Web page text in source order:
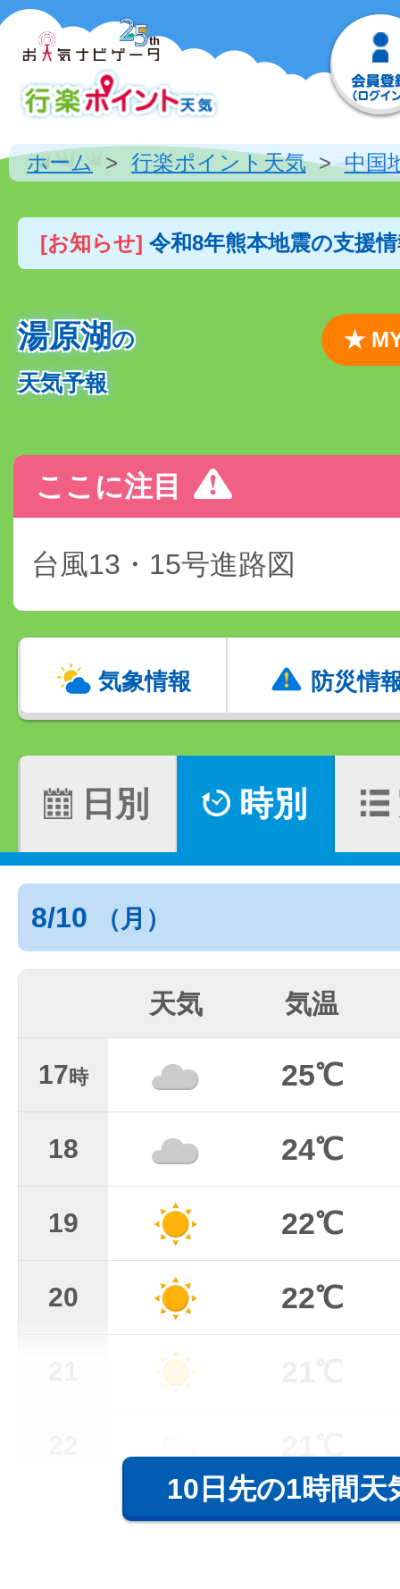
ホーム 行楽ポイント天気 中国
[お知らせ] 令和8年熊本地震の支援
湯原湖の
天気予報
★
ここに注目
台風13・15号進路図
気象情報 防災情
日別 時別
8/10 （月）
天気 気温
17時 25℃
18 24℃
19 22℃
20 22℃
10日先の1時間天